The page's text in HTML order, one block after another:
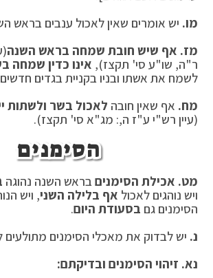
מו. יש אומרים שאין לאכול ענבים בראש
מז. אף שיש חובת שמחה בראש השנה
ר"ה, שו"ע סי' תקצז), אינו כדין שמחה
לשמח את אשתו ובניו בקניית בגדים חדשים
מח. אף שאין חובה לאכול בשר ולשתות
(עיין רש"י ע"ז ה,: מג"א סי' תקצז).
הסימנים
מט. אכילת הסימניםבראש השנה נהוגה
ויש נוהגים לאכול אף בלילה השני, ויש
הסימנים גם בסעודת היום.
נ. יש לבדוק את מאכלי הסימנים מתולעים
נא. זיהוי הסימנים ובדיקתם: